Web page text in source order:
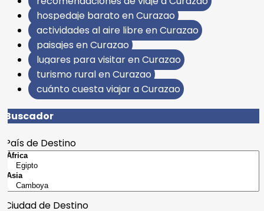
hospedaje barato en Curazao
actividades al aire libre en Curazao
paisajes en Curazao
lugares para visitar en Curazao
turismo rural en Curazao
cuánto cuesta viajar a Curazao
de Destino
de Destino